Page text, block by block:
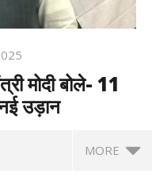
मोदी बोले- 11
उड़ान
MORE